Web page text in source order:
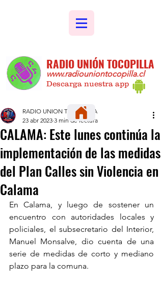
RADIO UNIÓN TOCOPILLA
www.radiouniontocopilla.cl
Descarga nuestra app
CALAMA: Este lunes continúa la
implementación de las medidas
del Plan Calles sin Violencia en
Calama
RADIO UNION TOCOPILLA
23 abr 2023 3 min de lectura
En Calama, y luego de sostener un
encuentro con autoridades locales y
policiales, el subsecretario del Interior,
Manuel Monsalve, dio cuenta de una
serie de medidas de corto y mediano
plazo para la comuna.